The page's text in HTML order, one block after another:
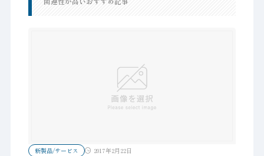
新製品/サービス 2017年2月22日